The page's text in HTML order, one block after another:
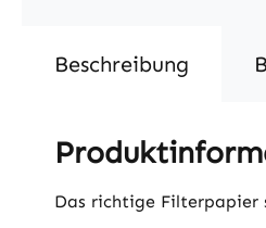
Beschreibung
Das richtige Filterpapier